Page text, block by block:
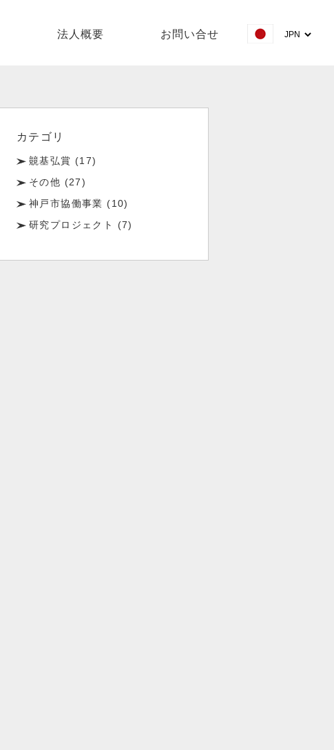
法人概要 お問い合せ
カテゴリ
竸基弘賞 (17)
その他 (27)
神戸市協働事業 (10)
研究プロジェクト (7)